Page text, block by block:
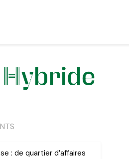
: de quartier d’affaires